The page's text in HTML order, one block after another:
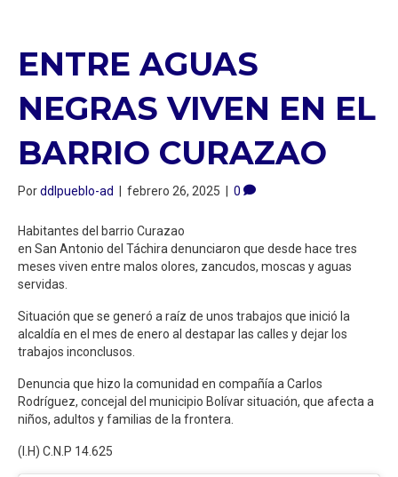
ENTRE AGUAS
NEGRAS VIVEN EN EL
BARRIO CURAZAO
Porddlpueblo-ad | febrero 26, 2025 | 0
Habitantes del barrio Curazao
en San Antonio del Táchira denunciaron que desde hace tres
meses viven entre malos olores, zancudos, moscas y aguas
servidas.
Situación que se generó a raíz de unos trabajos que inició la
alcaldía en el mes de enero al destapar las calles y dejar los
trabajos inconclusos.
Denuncia que hizo la comunidad en compañía a Carlos
Rodríguez, concejal del municipio Bolívar situación, que afecta a
niños, adultos y familias de la frontera.
(I.H) C.N.P 14.625